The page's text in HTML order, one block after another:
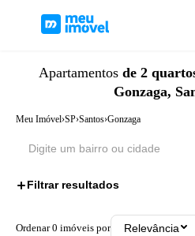
Apartamentos de 2
Gonzaga,
Meu Imóvel›SP›Santos›Gonzaga
Filtrar resultados
Ordenar0 imóveis por Relevância